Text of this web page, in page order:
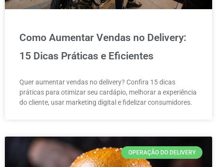
Como Aumentar Vendas no Delivery:
15 Dicas Práticas e Eficientes
Quer aumentar vendas no delivery? Confira 15 dicas
práticas para otimizar seu cardápio, melhorar a experiência
do cliente, usar marketing digital e fidelizar consumidores.
OPERAÇÃO DO DELIVERY